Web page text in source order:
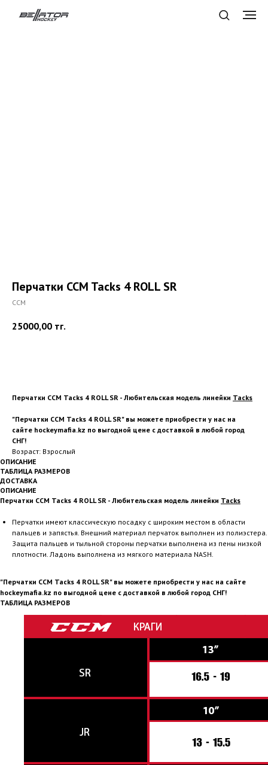
Перчатки CCM Tacks 4 ROLL SR
CCM
25000,00 тг.
Перчатки CCM Tacks 4 ROLL SR - Любительская модель линейки Tacks
"Перчатки CCM Tacks 4 ROLL SR" вы можете приобрести у нас на
сайте hockeymafia.kz по выгодной цене с доставкой в любой город
СНГ!
Возраст: Взрослый
ОПИСАНИЕ
ТАБЛИЦА РАЗМЕРОВ
ДОСТАВКА
ОПИСАНИЕ
Перчатки CCM Tacks 4 ROLL SR - Любительская модель линейки Tacks
Перчатки имеют классическую посадку с широким местом в области
пальцев и запястья. Внешний материал перчаток выполнен из полиэстера.
Защита пальцев и тыльной стороны перчатки выполнена из пены низкой
плотности. Ладонь выполнена из мягкого материала NASH.
"Перчатки CCM Tacks 4 ROLL SR" вы можете приобрести у нас на сайте
hockeymafia.kz по выгодной цене с доставкой в любой город СНГ!
ТАБЛИЦА РАЗМЕРОВ